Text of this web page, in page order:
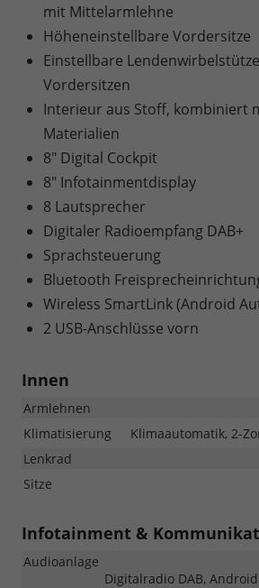
mit Mittelarmlehne
Höheneinstellbare Vordersitze
Einstellbare
Vordersitzen
Interieur aus Stoff, kombiniert
Materialien
8" Digital Cockpit
8" Infotainmentdisplay
8 Lautsprecher
Digitaler Radioempfang DAB+
Sprachsteuerung
Bluetooth
Wireless SmartLink (Android
2 USB-Anschlüsse vorn
Innen
Armlehnen
Klimatisierung
Klimaautomatik, 2-
Lenkrad
Sitze
Infotainment &
Audioanlage
Digitalradio DAB,